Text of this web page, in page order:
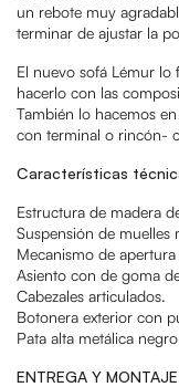
un rebote muy
terminar de ajustar la
El nuevo sofá Lémur
hacerlo con las
También lo hacemos
con terminal o rincón-
Características
Estructura de madera
Suspensión de muelles
Mecanismo de
Asiento con de goma
Cabezales articulados.
Botonera exterior con
Pata alta metálica
ENTREGA Y